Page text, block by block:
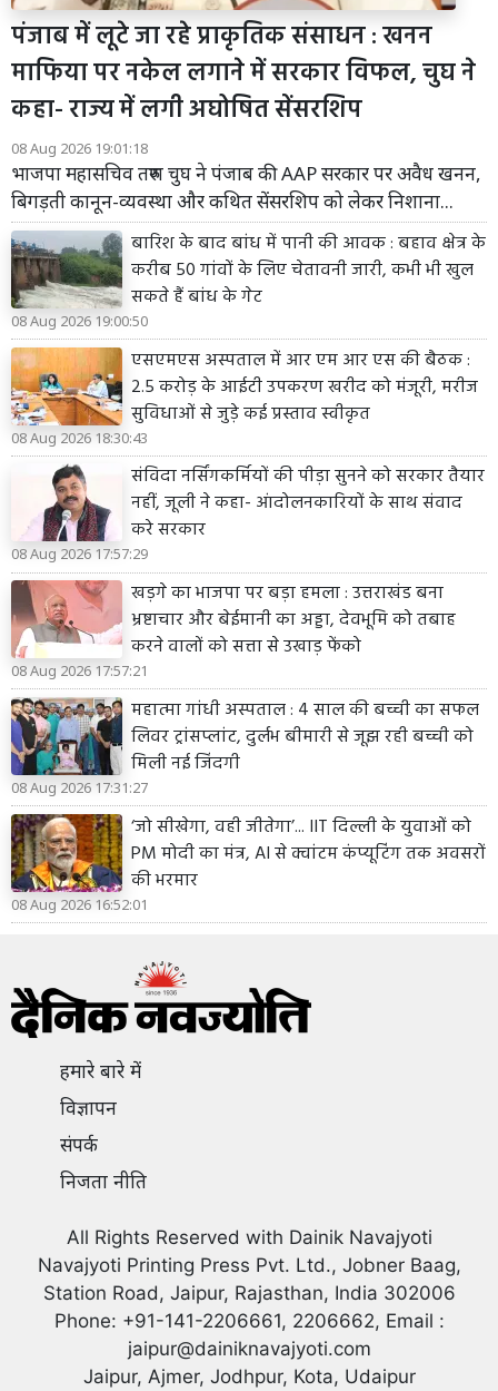
पंजाब में लूटे जा रहे प्राकृतिक संसाधन : खनन
माफिया पर नकेल लगाने में सरकार विफल, चुघ ने
कहा- राज्य में लगी अघोषित सेंसरशिप
08 Aug 2026 19:01:18
भाजपा महासचिव तरुण चुघ ने पंजाब की AAP सरकार पर अवैध खनन,
बिगड़ती कानून-व्यवस्था और कथित सेंसरशिप को लेकर निशाना...
बारिश के बाद बांध में पानी की आवक : बहाव क्षेत्र के
करीब 50 गांवों के लिए चेतावनी जारी, कभी भी खुल
सकते हैं बांध के गेट
08 Aug 2026 19:00:50
एसएमएस अस्पताल में आर एम आर एस की बैठक :
2.5 करोड़ के आईटी उपकरण खरीद को मंजूरी, मरीज
सुविधाओं से जुड़े कई प्रस्ताव स्वीकृत
08 Aug 2026 18:30:43
संविदा नर्सिंगकर्मियों की पीड़ा सुनने को सरकार तैयार
नहीं, जूली ने कहा- आंदोलनकारियों के साथ संवाद
करे सरकार
08 Aug 2026 17:57:29
खड़गे का भाजपा पर बड़ा हमला : उत्तराखंड बना
भ्रष्टाचार और बेईमानी का अड्डा, देवभूमि को तबाह
करने वालों को सत्ता से उखाड़ फेंको
08 Aug 2026 17:57:21
महात्मा गांधी अस्पताल : 4 साल की बच्ची का सफल
लिवर ट्रांसप्लांट, दुर्लभ बीमारी से जूझ रही बच्ची को
मिली नई जिंदगी
08 Aug 2026 17:31:27
‘जो सीखेगा, वही जीतेगा’... IIT दिल्ली के युवाओं को
PM मोदी का मंत्र, AI से क्वांटम कंप्यूटिंग तक अवसरों
की भरमार
08 Aug 2026 16:52:01
हमारे बारे में
विज्ञापन
संपर्क
निजता नीति
All Rights Reserved with Dainik Navajyoti
Navajyoti Printing Press Pvt. Ltd., Jobner Baag,
Station Road, Jaipur, Rajasthan, India 302006
Phone: +91-141-2206661, 2206662, Email :
jaipur@dainiknavajyoti.com
Jaipur, Ajmer, Jodhpur, Kota, Udaipur